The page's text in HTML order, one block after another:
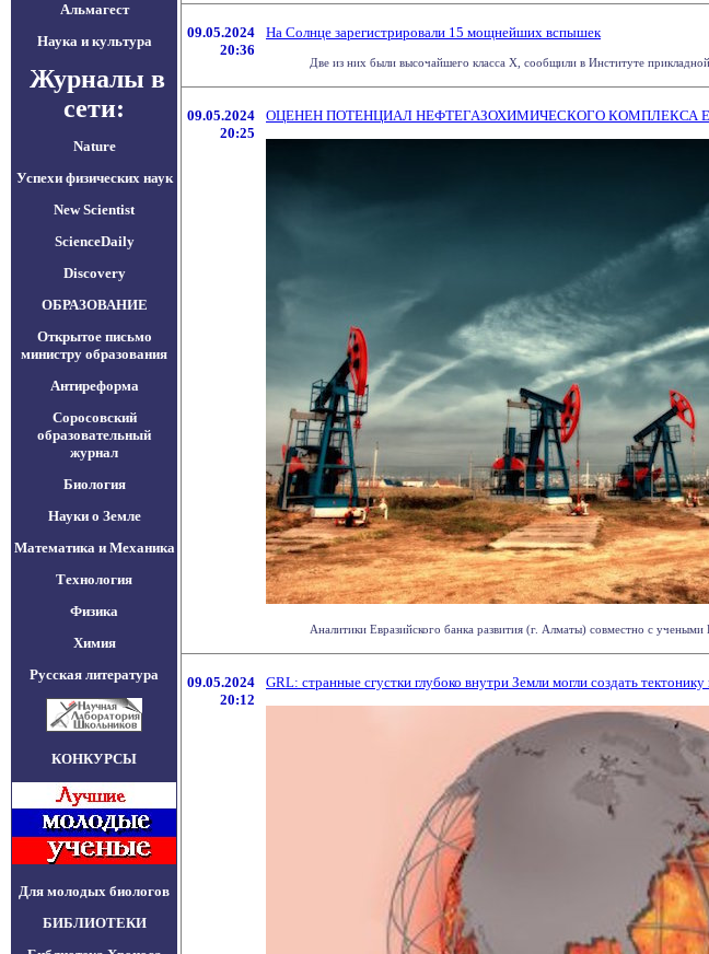
Альмагест
Наука и культура
Журналы в
сети:
Nature
Успехи физических наук
New Scientist
ScienceDaily
Discovery
ОБРАЗОВАНИЕ
Открытое письмо
министру образования
Антиреформа
Соросовский
образовательный
журнал
Биология
Науки о Земле
Математика и Механика
Технология
Физика
Химия
Русская литература
КОНКУРСЫ
Для молодых биологов
БИБЛИОТЕКИ
09.05.2024
20:36
На Солнце зарегистрировали 15 мощнейших вспышек
Две из них были высочайшего класса X, сообщили в Институте
09.05.2024
20:25
ОЦЕНЕН ПОТЕНЦИАЛ НЕФТЕГАЗОХИМИЧЕСКОГО КОМПЛЕКСА
Аналитики Евразийского банка развития (г. Алматы) совместно с
09.05.2024
20:12
GRL: странные сгустки глубоко внутри Земли могли создать тектонику